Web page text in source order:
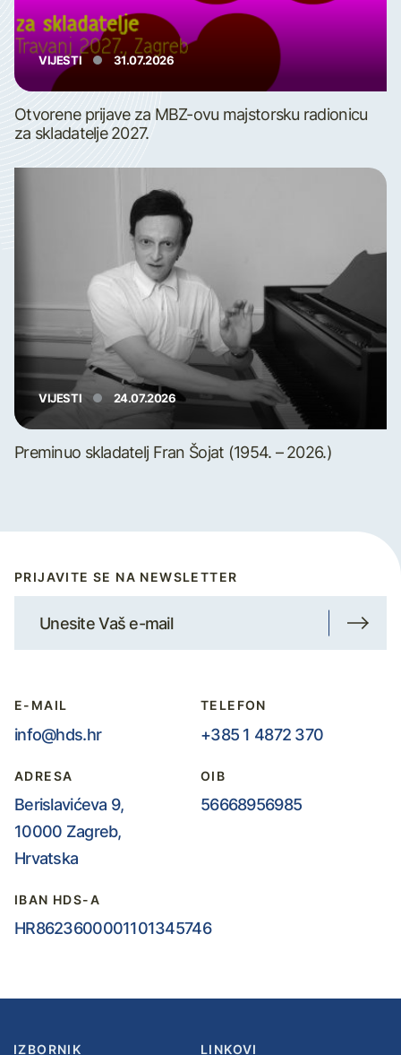
VIJESTI 31.07.2026
Otvorene prijave za MBZ-ovu majstorsku radionicu
za skladatelje 2027.
VIJESTI 24.07.2026
Preminuo skladatelj Fran Šojat (1954. – 2026.)
PRIJAVITE SE NA NEWSLETTER
E-MAIL
info@hds.hr
TELEFON
+385 1 4872 370
ADRESA
Berislavićeva 9,
10000 Zagreb,
Hrvatska
OIB
56668956985
IBAN HDS-A
HR8623600001101345746
IZBORNIK LINKOVI